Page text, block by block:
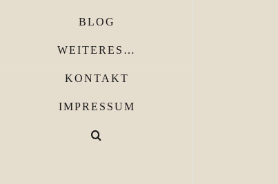
BLOG
WEITERES…
KONTAKT
IMPRESSUM